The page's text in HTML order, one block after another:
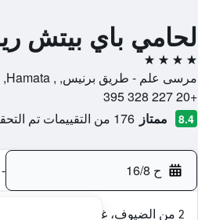
لحامي باي بيتش
4 نجوم
مرسى علم - طريق برنيس, , Hamata, محافظة البحر الأحمر, مصر
+20 227 328 395
8.4 ممتاز 176 من التقييمات تم التحقق منها
ح 16/8 -
2 من الضيوف، غرفة واحدة